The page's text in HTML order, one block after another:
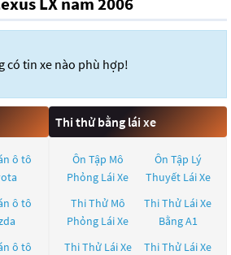
có tin xe nào phù hợp!
ô tô
ô tô
ô tô
Thi thử bằng lái xe
Ôn Tập Mô
Phỏng Lái Xe
Ôn Tập Lý
Thuyết Lái Xe
Thi Thử Mô
Phỏng Lái Xe
Thi Thử Lái Xe
Bằng A1
Thi Thử Lái Xe
Thi Thử Lái Xe